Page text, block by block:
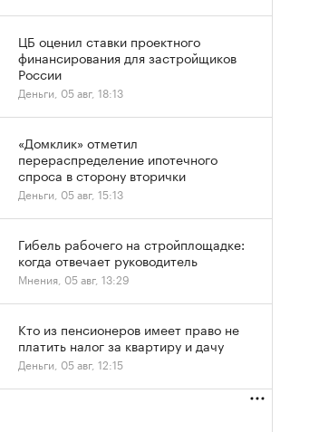
ЦБ оценил ставки проектного
финансирования для застройщиков
России
Деньги, 05 авг, 18:13
«Домклик» отметил
перераспределение ипотечного
спроса в сторону вторички
Деньги, 05 авг, 15:13
Гибель рабочего на стройплощадке:
когда отвечает руководитель
Мнения, 05 авг, 13:29
Кто из пенсионеров имеет право не
платить налог за квартиру и дачу
Деньги, 05 авг, 12:15